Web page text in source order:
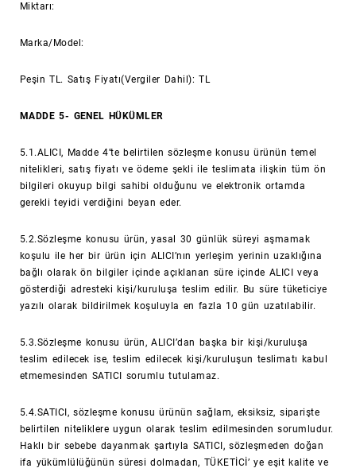
Miktarı:
Marka/Model:
Peşin TL. Satış Fiyatı(Vergiler Dahil): TL
MADDE 5- GENEL HÜKÜMLER
5.1.ALICI, Madde 4’te belirtilen sözleşme konusu ürünün temel
nitelikleri, satış fiyatı ve ödeme şekli ile teslimata ilişkin tüm ön
bilgileri okuyup bilgi sahibi olduğunu ve elektronik ortamda
gerekli teyidi verdiğini beyan eder.
5.2.Sözleşme konusu ürün, yasal 30 günlük süreyi aşmamak
koşulu ile her bir ürün için ALICI’nın yerleşim yerinin uzaklığına
bağlı olarak ön bilgiler içinde açıklanan süre içinde ALICI veya
gösterdiği adresteki kişi/kuruluşa teslim edilir. Bu süre tüketiciye
yazılı olarak bildirilmek koşuluyla en fazla 10 gün uzatılabilir.
5.3.Sözleşme konusu ürün, ALICI’dan başka bir kişi/kuruluşa
teslim edilecek ise, teslim edilecek kişi/kuruluşun teslimatı kabul
etmemesinden SATICI sorumlu tutulamaz.
5.4.SATICI, sözleşme konusu ürünün sağlam, eksiksiz, siparişte
belirtilen niteliklere uygun olarak teslim edilmesinden sorumludur.
Haklı bir sebebe dayanmak şartıyla SATICI, sözleşmeden doğan
ifa yükümlülüğünün süresi dolmadan, TÜKETİCİ’ ye eşit kalite ve